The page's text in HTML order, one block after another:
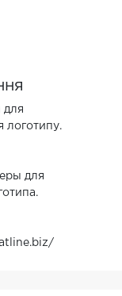
для
логотипу.
для